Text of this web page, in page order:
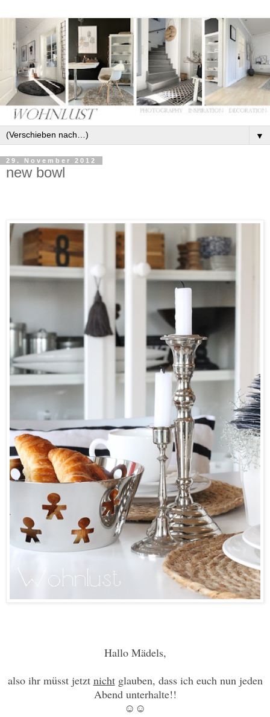
▼
29. November 2012
new bowl
Hallo Mädels,
also ihr müsst jetzt nichtglauben, dass ich euch nun jeden
Abend unterhalte!!
☺☺